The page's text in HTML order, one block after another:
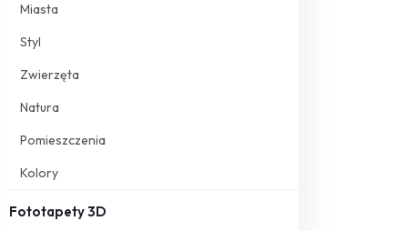
Miasta
Styl
Zwierzęta
Natura
Pomieszczenia
Kolory
Fototapety 3D